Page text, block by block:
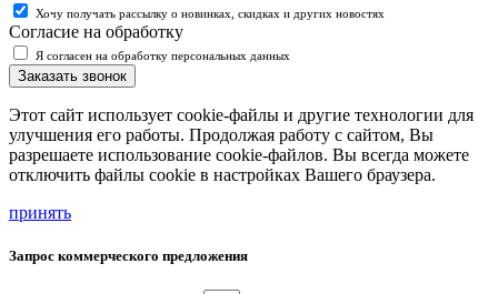
Хочу получать рассылку о новинках, скидках и других новостях
Согласие на обработку
Я согласен на обработку персональных данных
Заказать звонок
Этот сайт использует cookie-файлы и другие технологии для
улучшения его работы. Продолжая работу с сайтом, Вы
разрешаете использование cookie-файлов. Вы всегда можете
отключить файлы cookie в настройках Вашего браузера.
принять
Запрос коммерческого предложения